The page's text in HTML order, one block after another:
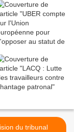
du tribunal